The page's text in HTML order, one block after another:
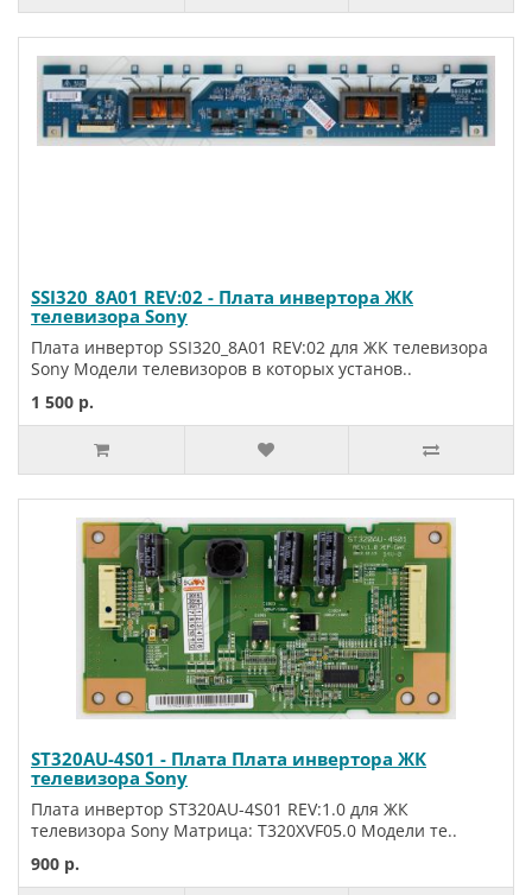
SSI320_8A01 REV:02 - Плата инвертора ЖК
телевизора Sony
Плата инвертор SSI320_8A01 REV:02 для ЖК телевизора
Sony Модели телевизоров в которых установ..
1 500 р.
ST320AU-4S01 - Плата Плата инвертора ЖК
телевизора Sony
Плата инвертор ST320AU-4S01 REV:1.0 для ЖК
телевизора Sony Матрица: T320XVF05.0 Модели те..
900 р.